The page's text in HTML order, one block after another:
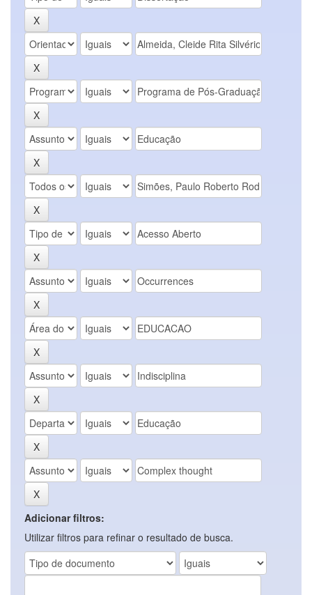
Adicionar filtros:
Utilizar filtros para refinar o resultado de busca.